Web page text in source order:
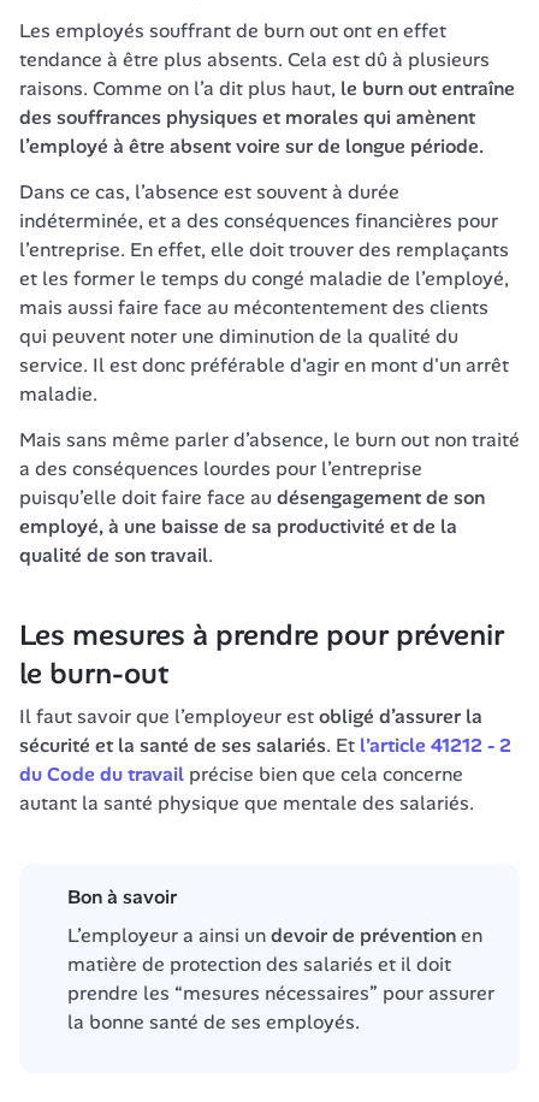
Les employés souffrant de burn out ont en effet
tendance à être plus absents. Cela est dû à plusieurs
raisons. Comme on l’a dit plus haut, le burn out entraîne
des souffrances physiques et morales qui amènent
l’employé à être absent voire sur de longue période.
Dans ce cas, l’absence est souvent à durée
indéterminée, et a des conséquences financières pour
l’entreprise. En effet, elle doit trouver des remplaçants
et les former le temps du congé maladie de l’employé,
mais aussi faire face au mécontentement des clients
qui peuvent noter une diminution de la qualité du
service. Il est donc préférable d'agir en mont d'un arrêt
maladie.
Mais sans même parler d’absence, le burn out non traité
a des conséquences lourdes pour l’entreprise
puisqu’elle doit faire face au désengagement de son
employé, à une baisse de sa productivité et de la
qualité de son travail.
Les mesures à prendre pour prévenir
le burn-out
Il faut savoir que l’employeur est obligé d’assurer la
sécurité et la santé de ses salariés. Et l’article 41212 - 2
du Code du travail précise bien que cela concerne
autant la santé physique que mentale des salariés.
Bon à savoir
L’employeur a ainsi un devoir de prévention en
matière de protection des salariés et il doit
prendre les “mesures nécessaires” pour assurer
la bonne santé de ses employés.